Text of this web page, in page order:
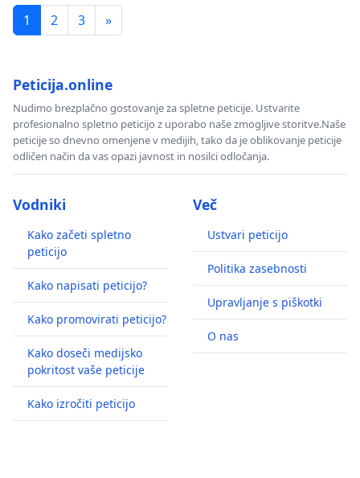
1 2 3 »
Peticija.online
Nudimo brezplačno gostovanje za spletne peticije. Ustvarite
profesionalno spletno peticijo z uporabo naše zmogljive storitve.Naše
peticije so dnevno omenjene v medijih, tako da je oblikovanje peticije
odličen način da vas opazi javnost in nosilci odločanja.
Vodniki
Kako začeti spletno
peticijo
Kako napisati peticijo?
Kako promovirati peticijo?
Kako doseči medijsko
pokritost vaše peticije
Kako izročiti peticijo
Več
Ustvari peticijo
Politika zasebnosti
Upravljanje s piškotki
O nas